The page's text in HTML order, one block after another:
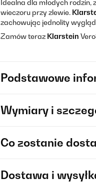
Idealna dla młodych
wieczoru przy zlewie.
zachowując jednolity
Zamów teraz Klarstein
Podstawowe
Wymiary i
Co zostanie
Dostawa i